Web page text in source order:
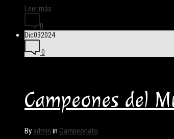
Leer más
0
Dic032024
0
Campeones del
By admin in Campeonato